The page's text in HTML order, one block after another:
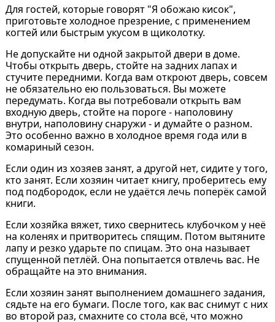
Для гостей, которые говорят "Я обожаю кисок",
приготовьте холодное презрение, с применением
когтей или быстрым укусом в щиколотку.
Не допускайте ни одной закрытой двери в доме.
Чтобы открыть дверь, стойте на задних лапах и
стучите передними. Когда вам откроют дверь, совсем
не обязательно ею пользоваться. Вы можете
передумать. Когда вы потребовали открыть вам
входную дверь, стойте на пороге - наполовину
внутри, наполовину снаружи - и думайте о разном.
Это особенно важно в холодное время года или в
комариный сезон.
Если один из хозяев занят, а другой нет, сидите у того,
кто занят. Если хозяин читает книгу, проберитесь ему
под подбородок, если не удаётся лечь поперёк самой
книги.
Если хозяйка вяжет, тихо свернитесь клубочком у неё
на коленях и притворитесь спящим. Потом вытяните
лапу и резко ударьте по спицам. Это она называет
спущенной петлёй. Она попытается отвлечь вас. Не
обращайте на это внимания.
Если хозяин занят выполнением домашнего задания,
сядьте на его бумаги. После того, как вас снимут с них
во второй раз, смахните со стола всё, что можно